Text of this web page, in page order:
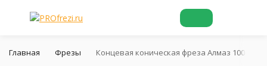
Главная Фрезы Концевая коническая фреза Алмаз 1004 60